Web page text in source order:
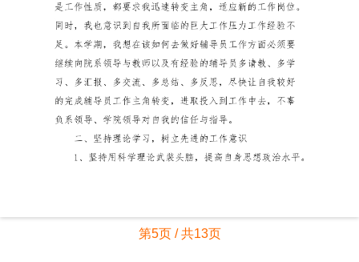
第5页 / 共13页